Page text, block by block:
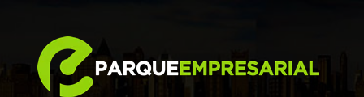
contenido